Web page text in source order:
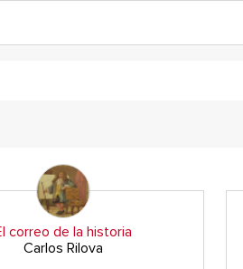
correo de la historia
Carlos Rilova